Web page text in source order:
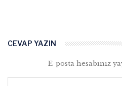
CEVAP YAZIN
E-posta hesabınız